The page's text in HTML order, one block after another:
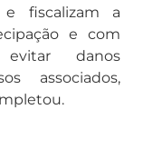
fiscalizam a
e com
evitar danos
associados,